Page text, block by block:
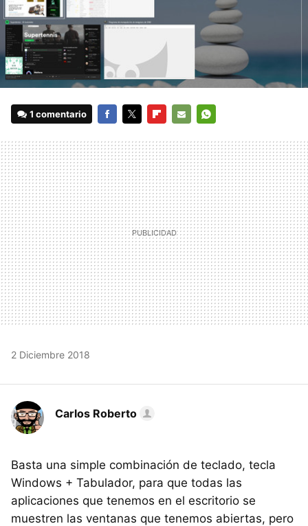
1 comentario
MAIL
2 Diciembre 2018
Carlos Roberto
Basta una simple combinación de teclado, tecla
Windows + Tabulador, para que todas las
aplicaciones que tenemos en el escritorio se
muestren las ventanas que tenemos abiertas, pero